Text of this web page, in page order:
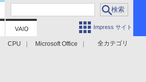
Impress サイト
全カテゴリ
CPU Microsoft Office